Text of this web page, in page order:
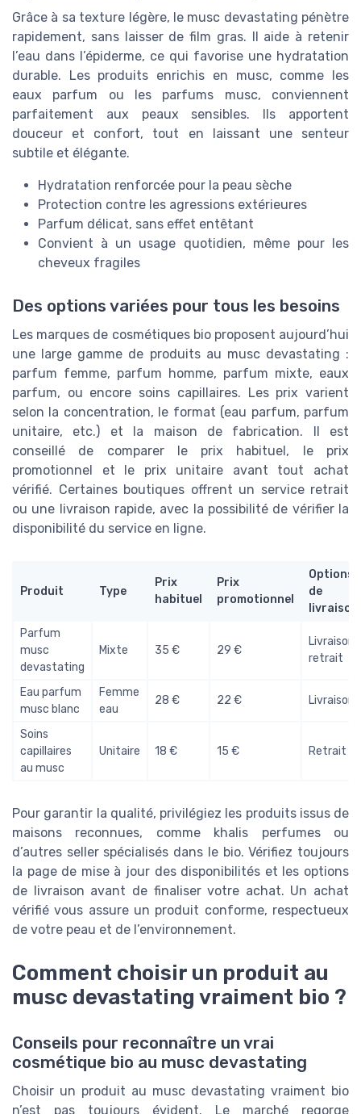
Grâce à sa texture légère, le musc devastating pénètre
rapidement, sans laisser de film gras. Il aide à retenir
l’eau dans l’épiderme, ce qui favorise une hydratation
durable. Les produits enrichis en musc, comme les
eaux parfum ou les parfums musc, conviennent
parfaitement aux peaux sensibles. Ils apportent
douceur et confort, tout en laissant une senteur
subtile et élégante.
Hydratation renforcée pour la peau sèche
Protection contre les agressions extérieures
Parfum délicat, sans effet entêtant
Convient à un usage quotidien, même pour les
cheveux fragiles
Des options variées pour tous les besoins
Les marques de cosmétiques bio proposent aujourd’hui
une large gamme de produits au musc devastating :
parfum femme, parfum homme, parfum mixte, eaux
parfum, ou encore soins capillaires. Les prix varient
selon la concentration, le format (eau parfum, parfum
unitaire, etc.) et la maison de fabrication. Il est
conseillé de comparer le prix habituel, le prix
promotionnel et le prix unitaire avant tout achat
vérifié. Certaines boutiques offrent un service retrait
ou une livraison rapide, avec la possibilité de vérifier la
disponibilité du service en ligne.
Produit Type
Prix
habituel
Prix
promotionnel
Options
de
livraison
Parfum
musc
devastating
Mixte 35 € 29 €
Livraison,
retrait
Eau parfum
musc blanc
Femme
eau
28 € 22 € Livraison
Soins
capillaires
au musc
Unitaire 18 € 15 € Retrait
Pour garantir la qualité, privilégiez les produits issus de
maisons reconnues, comme khalis perfumes ou
d’autres seller spécialisés dans le bio. Vérifiez toujours
la page de mise à jour des disponibilités et les options
de livraison avant de finaliser votre achat. Un achat
vérifié vous assure un produit conforme, respectueux
de votre peau et de l’environnement.
Comment choisir un produit au
musc devastating vraiment bio ?
Conseils pour reconnaître un vrai
cosmétique bio au musc devastating
Choisir un produit au musc devastating vraiment bio
n’est pas toujours évident. Le marché regorge